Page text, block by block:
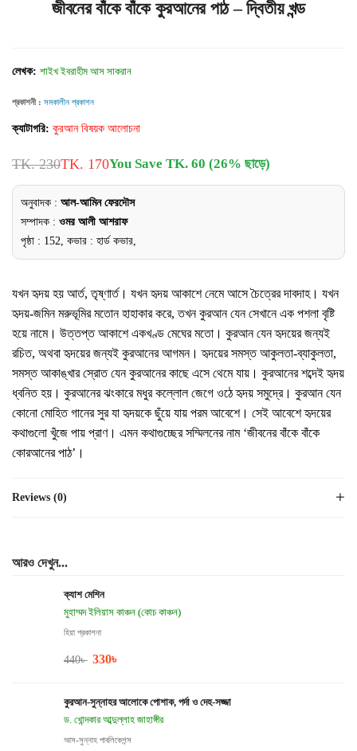
জীবনের বাঁকে বাঁকে কুরআনের পাঠ – দ্বিতীয় খন্ড
লেখক: শাইখ ইবরাহীম আস সাকরান
প্রকাশনী : সমকালীন প্রকাশন
ক্যাটাগরি: কুরআন বিষয়ক আলোচনা
TK. 230TK. 170You Save TK. 60 (26% ছাড়ে)
অনুবাদক : আল-আমিন ফেরদৌস
সম্পাদক : ওমর আলী আশরাফ
পৃষ্ঠা : 152, কভার : হার্ড কভার,
যখন হৃদয় হয় আর্ত, তৃষ্ণার্ত। যখন হৃদয় আকাশে নেমে আসে চৈত্রের দাবদাহ। যখন
হৃদয়-জমিন মরুভূমির মতোন হাহাকার করে, তখন কুরআন যেন সেখানে এক পশলা বৃষ্টি
হয়ে নামে। উত্তপ্ত আকাশে একখণ্ড মেঘের মতো। কুরআন যেন হৃদয়ের জন্যই
রচিত, অথবা হৃদয়ের জন্যই কুরআনের আগমন। হৃদয়ের সমস্ত আকুলতা-ব্যাকুলতা,
সমস্ত আকাঙ্খার স্রোত যেন কুরআনের কাছে এসে থেমে যায়। কুরআনের শব্দেই হৃদয়
ধ্বনিত হয়। কুরআনের ঝংকারে মধুর কল্লোল জেগে ওঠে হৃদয় সমুদ্রে। কুরআন যেন
কোনো মোহিত গানের সুর যা হৃদয়কে ছুঁয়ে যায় পরম আবেশে। সেই আবেশে হৃদয়ের
কথাগুলো খুঁজে পায় প্রাণ। এমন কথাগুচ্ছের সম্মিলনের নাম ‘জীবনের বাঁকে বাঁকে
কোরআনের পাঠ’।
Reviews (0)
আরও দেখুন...
ক্যাশ মেশিন
মুহাম্মদ ইলিয়াস কাঞ্চন (কোচ কাঞ্চন)
হিয়া প্রকাশনা
440৳ 330৳
কুরআন-সুন্নাহর আলোকে পোশাক, পর্দা ও দেহ-সজ্জা
ড. খোন্দকার আব্দুল্লাহ জাহাঙ্গীর
আস-সুন্নাহ পাবলিকেশন্স